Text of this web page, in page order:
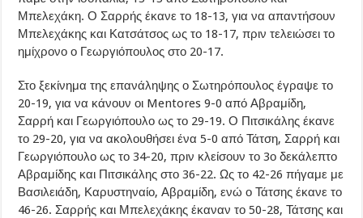
Μπελεχάκη. Ο Σαρρής έκανε το 18-13, για να απαντήσουν
Μπελεχάκης και Κατσάτσος ως το 18-17, πριν τελειώσει το
ημίχρονο ο Γεωργιόπουλος στο 20-17.
Στο ξεκίνημα της επανάληψης ο Σωτηρόπουλος έγραψε το
20-19, για να κάνουν οι Mentores 9-0 από Αβραμίδη,
Σαρρή και Γεωργιόπουλο ως το 29-19. Ο Πιτσικάλης έκανε
το 29-20, για να ακολουθήσει ένα 5-0 από Τάτση, Σαρρή και
Γεωργιόπουλο ως το 34-20, πριν κλείσουν το 3ο δεκάλεπτο
Αβραμίδης και Πιτσικάλης στο 36-22. Ως το 42-26 πήγαμε με
Βασιλειάδη, Καρυστηναίο, Αβραμίδη, ενώ ο Τάτσης έκανε το
46-26. Σαρρής και Μπελεχάκης έκαναν το 50-28, Τάτσης και